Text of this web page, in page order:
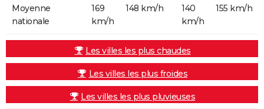
Moyenne
nationale
169
km/h
148 km/h
140
km/h
155 km/h
Les villes les plus chaudes
Les villes les plus froides
Les villes les plus pluvieuses